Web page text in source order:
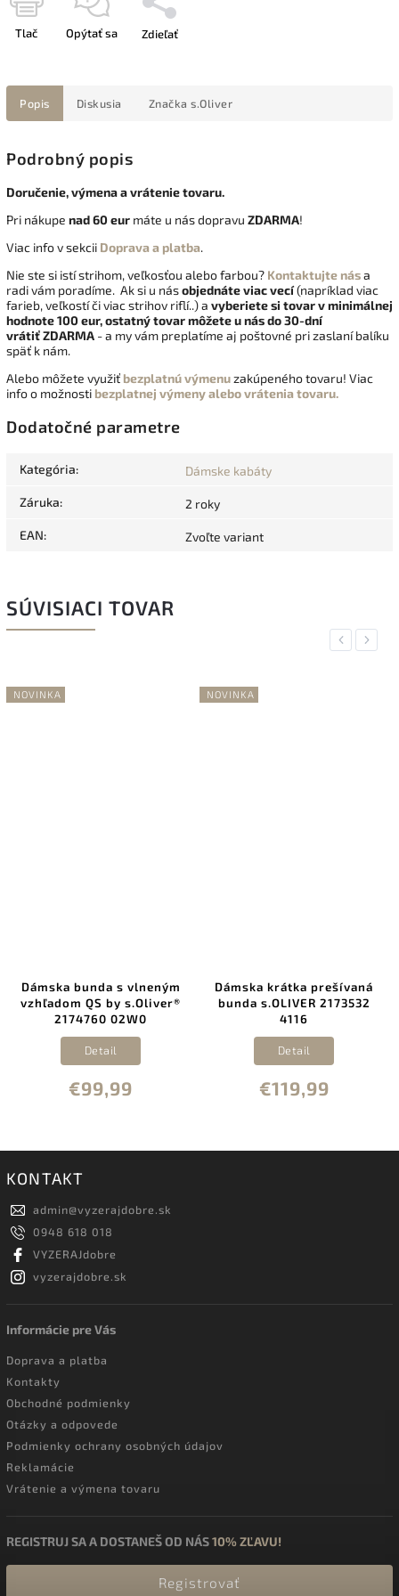
Tlač Opýtať sa Zdieľať
Popis Diskusia Značka s.Oliver
Podrobný popis
Doručenie, výmena a vrátenie tovaru.
Pri nákupe nad 60 eur máte u nás dopravu ZDARMA!
Viac info v sekcii Doprava a platba.
Nie ste si istí strihom, veľkosťou alebo farbou? Kontaktujte nása
radi vám poradíme. Ak si u násobjednáte viac vecí(napríklad viac
farieb, veľkostí či viac strihov riflí..) a vyberiete si tovar v minimálnej
hodnote 100 eur, ostatný tovar môžete u nás do 30-dní
vrátiťZDARMA - a my vám preplatíme aj poštovné pri zaslaní balíku
späť k nám.
Alebo môžete využiť bezplatnú výmenuzakúpeného tovaru! Viac
info o možnosti bezplatnej výmeny alebo vrátenia tovaru.
Dodatočné parametre
Kategória: Dámske kabáty
Záruka: 2 roky
EAN: Zvoľte variant
SÚVISIACI TOVAR
Previous
NOVINKA
Dámska bunda s vlneným
vzhľadom QS by s.Oliver®
2174760 02W0
€99,99
Detail
NOVINKA
Dámska krátka prešívaná
bunda s.OLIVER 2173532
4116
€119,99
Detail
Next
KONTAKT
admin@vyzerajdobre.sk
0948 618 018
VYZERAJdobre
vyzerajdobre.sk
Informácie pre Vás
Doprava a platba
Kontakty
Obchodné podmienky
Otázky a odpovede
Podmienky ochrany osobných údajov
Reklamácie
Vrátenie a výmena tovaru
REGISTRUJ SA A DOSTANEŠ OD NÁS10% ZĽAVU!
Registrovať